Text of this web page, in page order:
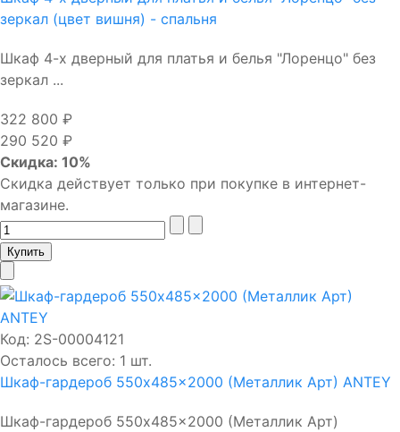
зеркал (цвет вишня) - спальня
Шкаф 4-х дверный для платья и белья "Лоренцо" без
зеркал ...
322 800 ₽
290 520 ₽
Скидка: 10%
Скидка действует только при покупке в интернет-
магазине.
Код: 2S-00004121
Осталось всего: 1 шт.
Шкаф-гардероб 550x485x2000 (Металлик Арт) ANTEY
Шкаф-гардероб 550x485x2000 (Металлик Арт)